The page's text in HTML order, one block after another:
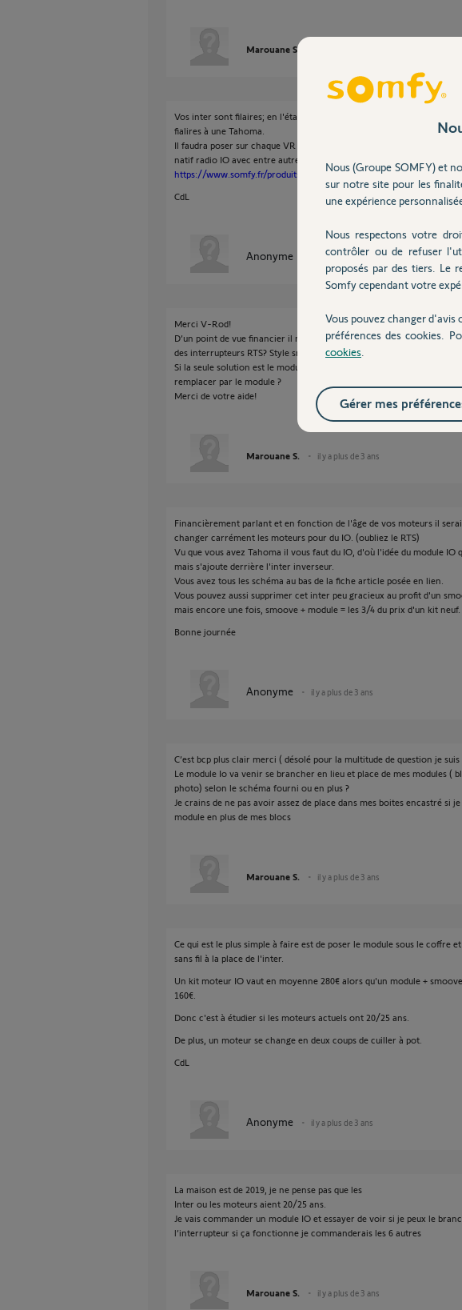
Marouane S.
Vos inter sont filaires; en l'état actuel des choses vous ne pourrez pas
fialires à une Tahoma.
Il faudra poser sur chaque VR ce module qui vous offrira les mêmes
natif radio IO avec entre autre le retour d'état sur la position exacte du
https://www.somfy.fr/produits/1822660/recepteur-volet-rou...
CdL
Anonyme il y a plus de 3 ans
Merci V-Rod!
D’un point de vue financier il ne vaut pas mieux changer
des interrupteurs RTS? Style smoove rts ? Ou je rate un truc ?
Si la seule solution est le module avez vous une doc ou un schéma ?
remplacer par le module ?
Merci de votre aide!
Marouane S. il y a plus de 3 ans
Financièrement parlant et en fonction de l'âge de vos moteurs il
changer carrément les moteurs pour du IO. (oubliez le RTS)
Vu que vous avez Tahoma il vous faut du IO, d'où l'idée du module IO
mais s'ajoute derrière l'inter inverseur.
Vous avez tous les schéma au bas de la fiche article posée en lien.
Vous pouvez aussi supprimer cet inter peu gracieux au profit d'un
mais encore une fois, smoove + module = les 3/4 du prix d'un kit neuf.
Bonne journée
Anonyme il y a plus de 3 ans
C’est bcp plus clair merci ( désolé pour la multitude de question je
Le module Io va venir se brancher en lieu et place de mes modules (
photo) selon le schéma fourni ou en plus ?
Je crains de ne pas avoir assez de place dans mes boites encastré si
module en plus de mes blocs
Marouane S. il y a plus de 3 ans
Ce qui est le plus simple à faire est de poser le module sous le coffre
sans fil à la place de l'inter.
Un kit moteur IO vaut en moyenne 280€ alors qu'un module +
160€.
Donc c'est à étudier si les moteurs actuels ont 20/25 ans.
De plus, un moteur se change en deux coups de cuiller à pot.
CdL
Anonyme il y a plus de 3 ans
La maison est de 2019, je ne pense pas que les
Inter ou les moteurs aient 20/25 ans.
Je vais commander un module IO et essayer de voir si je peux le
l’interrupteur si ça fonctionne je commanderais les 6 autres
Marouane S. il y a plus de 3 ans
Nous (Groupe SOMFY) et
sur notre site pour les
une expérience
Nous respectons votre
contrôler ou de refuser
proposés par des tiers. Le
Somfy cependant votre
Vous pouvez changer
préférences des cookies.
cookies
Gérer mes